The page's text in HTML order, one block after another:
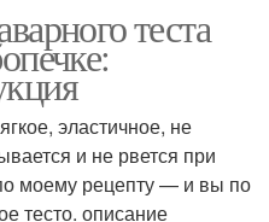
теста
эластичное, не
и не рвется при
моему рецепту — и вы по
тесто. описание